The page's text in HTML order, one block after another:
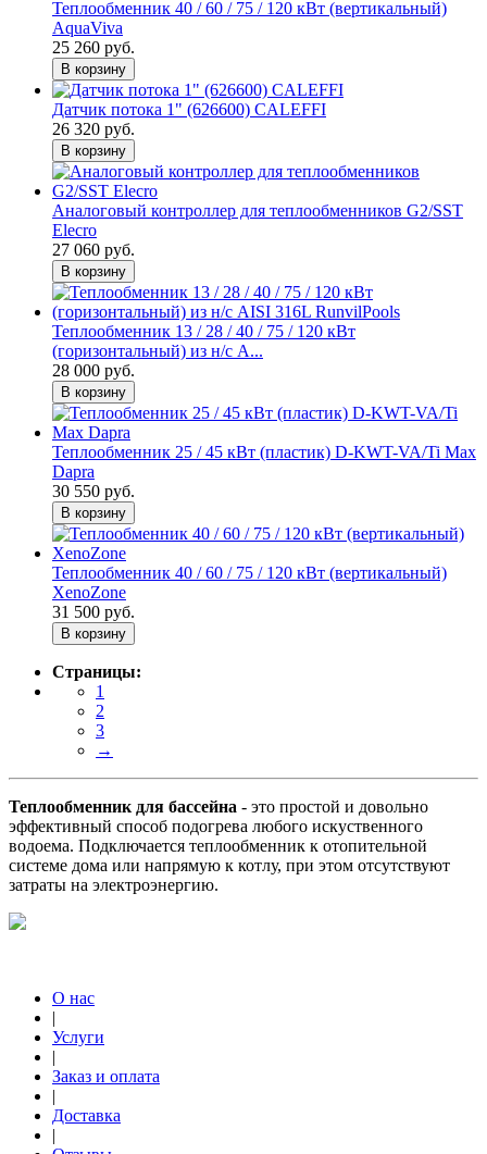
Теплообменник 40 / 60 / 75 / 120 кВт (вертикальный)
AquaViva
25 260 руб.
В корзину
Датчик потока 1" (626600) CALEFFI
26 320 руб.
В корзину
Аналоговый контроллер для теплообменников G2/SST
Elecro
27 060 руб.
В корзину
Теплообменник 13 / 28 / 40 / 75 / 120 кВт
(горизонтальный) из н/с A...
28 000 руб.
В корзину
Теплообменник 25 / 45 кВт (пластик) D-KWT-VA/Ti Max
Dapra
30 550 руб.
В корзину
Теплообменник 40 / 60 / 75 / 120 кВт (вертикальный)
XenoZone
31 500 руб.
В корзину
Страницы:
1
2
3
→
Теплообменник для бассейна - это простой и довольно
эффективный способ подогрева любого искуственного
водоема. Подключается теплообменник к отопительной
системе дома или напрямую к котлу, при этом отсутствуют
затраты на электроэнергию.
О нас
|
Услуги
|
Заказ и оплата
|
Доставка
|